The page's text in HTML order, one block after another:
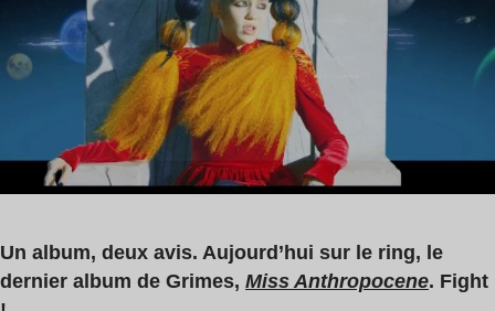
min
Un album, deux avis. Aujourd’hui sur le ring, le
dernier album de Grimes, Miss Anthropocene. Fight